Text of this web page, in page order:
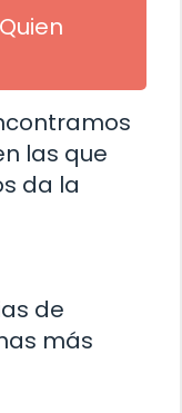
las que
da la
de
más